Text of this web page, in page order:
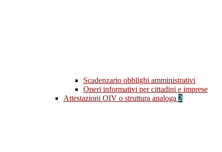
Scadenzario obblighi amministrativi
Oneri informativi per cittadini e imprese
Attestazioni OIV o struttura analoga 2